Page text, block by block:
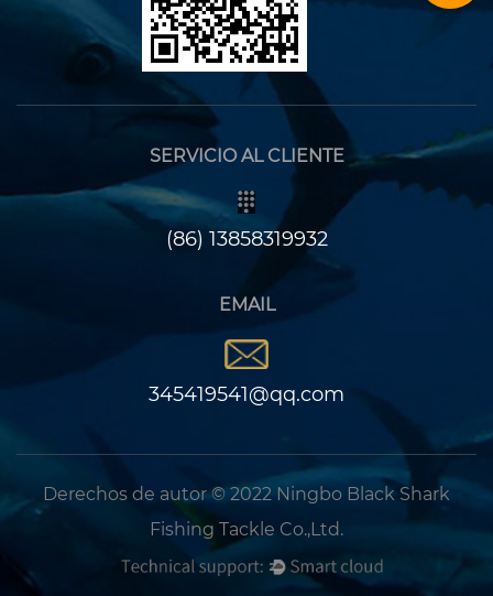
SERVICIO AL CLIENTE
(86) 13858319932
EMAIL
345419541@qq.com
Derechos de autor © 2022 Ningbo Black Shark
Fishing Tackle Co.,Ltd.